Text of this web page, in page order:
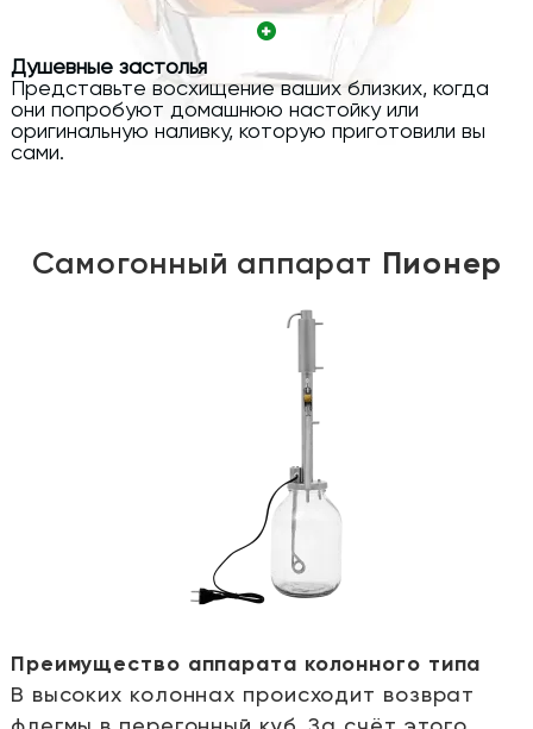
Душевные застолья
Представьте восхищение ваших близких, когда
они попробуют домашнюю настойку или
оригинальную наливку, которую приготовили вы
сами.
Самогонный аппарат Пионер
Преимущество аппарата колонного типа
В высоких колоннах происходит возврат